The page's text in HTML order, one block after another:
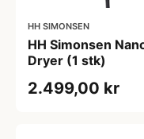
HH SIMONSEN
HH Simonsen
Dryer (1 stk)
2.499,00 kr